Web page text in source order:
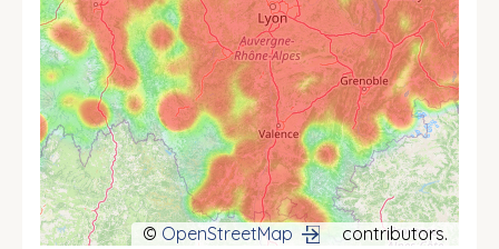
© OpenStreetMap contributors.